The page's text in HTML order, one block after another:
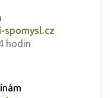
spomysl.cz
hodin